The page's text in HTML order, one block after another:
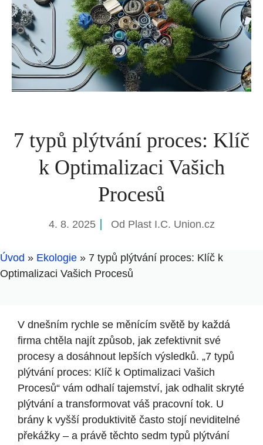
7 typů plýtvání proces: Klíč
k Optimalizaci Vašich
Procesů
4. 8. 2025 Od Plast I.C. Union.cz
Úvod » Ekologie » 7 typů plýtvání proces: Klíč k
Optimalizaci Vašich Procesů
V dnešním rychle se měnícím světě by každá
firma chtěla najít způsob, jak zefektivnit své
procesy a dosáhnout lepších výsledků. „7 typů
plýtvání proces: Klíč k Optimalizaci Vašich
Procesů“ vám odhalí tajemství, jak odhalit skryté
plýtvání a transformovat váš pracovní tok. U
brány k vyšší produktivitě často stojí neviditelné
překážky – a právě těchto sedm typů plýtvání